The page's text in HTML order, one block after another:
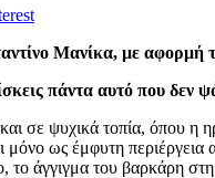
Μανίκα, με αφορμή
πάντα αυτό που δεν
και σε ψυχικά τοπία,
ως έμφυτη
άγγιγμα του βαρκάρη